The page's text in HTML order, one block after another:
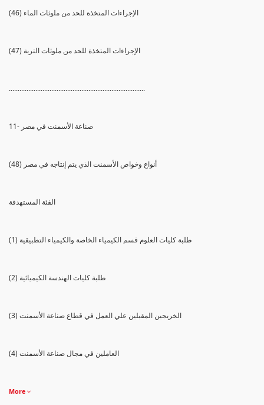
(46) الإجراءات المتخذة للحد من ملوثات الماء
(47) الإجراءات المتخذة للحد من ملوثات التربة
.............................................................................
11- صناعة الأسمنت في مصر
(48) أنواع وخواص الأسمنت الذي يتم إنتاجه في مصر
الفئة المستهدفة
(1) طلبة كليات العلوم قسم الكيمياء الخاصة والكيمياء التطبيقية
(2) طلبة كليات الهندسة الكيميائية
(3) الخريجين المقبلين علي العمل في قطاع صناعة الأسمنت
(4) العاملين في مجال صناعة الأسمنت
More